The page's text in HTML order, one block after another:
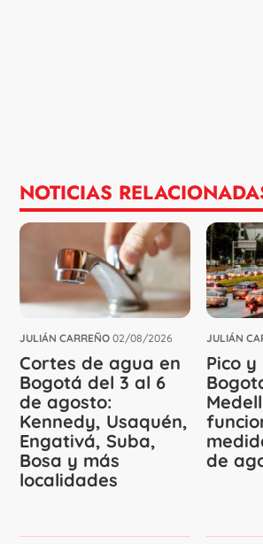
NOTICIAS
JULIÁN CARREÑO 02/08/2026
Cortes de agua en
Bogotá del 3 al 6
de agosto:
Kennedy, Usaquén,
Engativá, Suba,
Bosa y más
localidades
JULIÁN
Pico
de